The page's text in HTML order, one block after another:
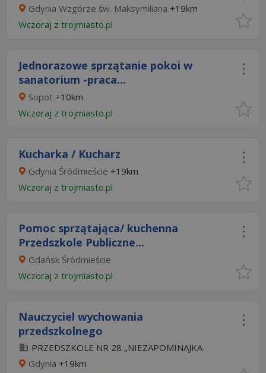
Gdynia Wzgórze św. Maksymiliana +19km
Wczoraj z trojmiasto.pl
Jednorazowe sprzątanie pokoi w
sanatorium -praca...
Sopot +10km
Wczoraj z trojmiasto.pl
Kucharka / Kucharz
Gdynia Śródmieście +19km
Wczoraj z trojmiasto.pl
Pomoc sprzątająca/ kuchenna
Przedszkole Publiczne...
Gdańsk Śródmieście
Wczoraj z trojmiasto.pl
Nauczyciel wychowania
przedszkolnego
PRZEDSZKOLE NR 28 „NIEZAPOMINAJKA
Gdynia +19km